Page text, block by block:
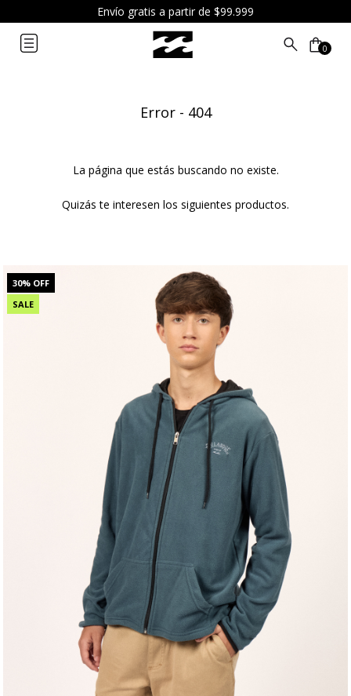
6 cuotas sin interés a partir de $119.999 0
Error - 404
La página que estás buscando no existe.
Quizás te interesen los siguientes productos.
30% OFF
SALE